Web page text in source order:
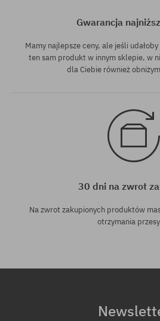
Gwarancja
Mamy najlepsze ceny, ale jeśli
ten sam produkt w innym sklepie, w
dla Ciebie również
30 dni na zwrot
Na zwrot zakupionych produktów
otrzymania